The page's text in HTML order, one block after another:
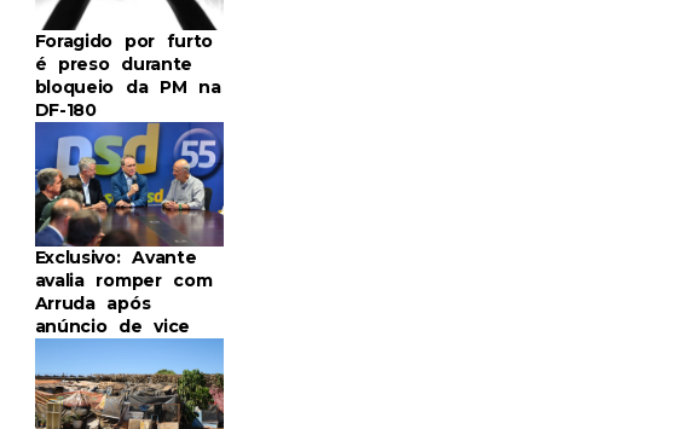
Foragido por furto
é preso durante
bloqueio da PM na
DF-180
Exclusivo: Avante
avalia romper com
Arruda após
anúncio de vice